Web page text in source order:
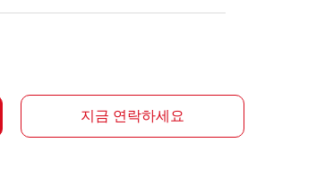
지금 연락하세요